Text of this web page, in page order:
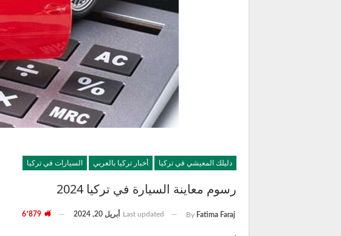
دليلك المعيشي في تركيا أخبار تركيا بالعربي السيارات في تركيا
رسوم معاينة السيارة في تركيا 2024
By Fatima Faraj
Last updated أبريل 20, 2024